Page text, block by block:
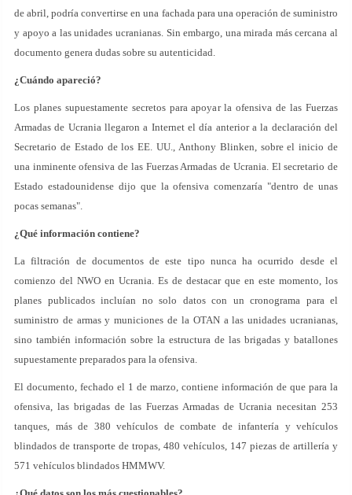
de abril, podría convertirse en una fachada para una operación de suministro
y apoyo a las unidades ucranianas. Sin embargo, una mirada más cercana al
documento genera dudas sobre su autenticidad.
¿Cuándo apareció?
Los planes supuestamente secretos para apoyar la ofensiva de las Fuerzas
Armadas de Ucrania llegaron a Internet el día anterior a la declaración del
Secretario de Estado de los EE. UU., Anthony Blinken, sobre el inicio de
una inminente ofensiva de las Fuerzas Armadas de Ucrania. El secretario de
Estado estadounidense dijo que la ofensiva comenzaría "dentro de unas
pocas semanas".
¿Qué información contiene?
La filtración de documentos de este tipo nunca ha ocurrido desde el
comienzo del NWO en Ucrania. Es de destacar que en este momento, los
planes publicados incluían no solo datos con un cronograma para el
suministro de armas y municiones de la OTAN a las unidades ucranianas,
sino también información sobre la estructura de las brigadas y batallones
supuestamente preparados para la ofensiva.
El documento, fechado el 1 de marzo, contiene información de que para la
ofensiva, las brigadas de las Fuerzas Armadas de Ucrania necesitan 253
tanques, más de 380 vehículos de combate de infantería y vehículos
blindados de transporte de tropas, 480 vehículos, 147 piezas de artillería y
571 vehículos blindados HMMWV.